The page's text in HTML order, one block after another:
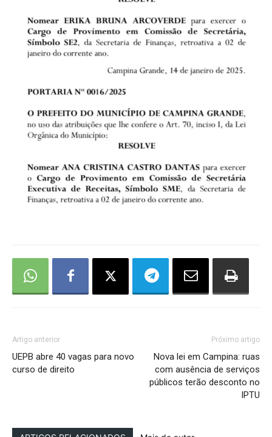
Artigo anterior
UEPB abre 40 vagas para novo
curso de direito
Próximo artigo
Nova lei em Campina: ruas
com ausência de serviços
públicos terão desconto no
IPTU